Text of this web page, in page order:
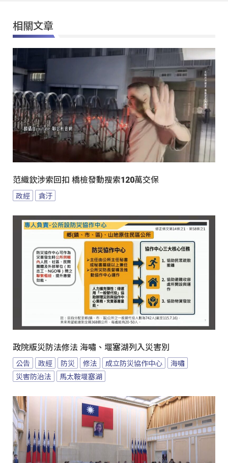
相關文章
范織欽涉索回扣 橋檢發動搜索120萬交保
政經 貪汙
政院版災防法修法 海嘯、堰塞湖列入災害別
公告 政經 防災 修法 成立防災協作中心
海嘯
災害防治法
馬太鞍堰塞湖